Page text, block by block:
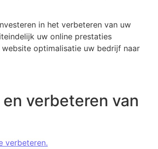
in het verbeteren van uw
uw online prestaties
optimalisatie uw bedrijf naar
verbeteren van
verbeteren.